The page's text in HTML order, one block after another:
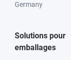
Germany
Solutions pour
emballages